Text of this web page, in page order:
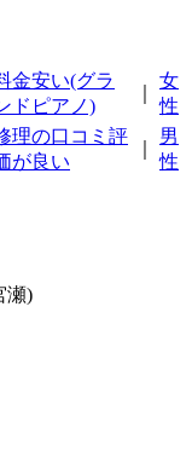
金安い(グラ
ドピアノ)
女
性
理の口コミ評
が良い
男
性
瀬)